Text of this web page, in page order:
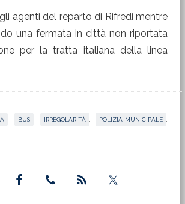
agenti del reparto di Rifredi mentre
una fermata in città non riportata
per la tratta italiana della linea
BUS IRREGOLARITÀ POLIZIA MUNICIPALE